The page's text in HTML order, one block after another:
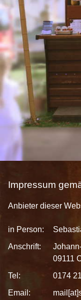
Impressum
Anbieter dieser
in Person:
Anschrift:
09111
Tel:
0174
Email: